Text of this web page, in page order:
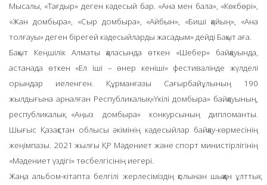
Мысалы, «Тағдыр» деген кәдесый бар. «Ана мен бала», «Көкбөрі»,
«Жан домбыра», «Сыр домбыра», «Айбын», «Биші қайың», «Ана
толғауы» деген бірегей кәдесыйларды жасадым» дейді Бақыт аға.
Бақыт Кеңшілік Алматы қаласында өткен «Шебер» байқауында,
астанада өткен «Ел іші – өнер кеніші» фестивалінде жүлделі
орындар иеленген. Құрманғазы Сағырбайұлының 190
жылдығына арналған Республикалық «Үкілі домбыра» байқауының,
республикалық «Аңыз домбыра» конкурсының дипломанты.
Шығыс Қазақстан облысы әкімінің кәдесыйлар байқау-көрмесінің
жеңімпазы. 2021 жылғы ҚР Мәдениет және спорт министірлігінің
«Мәдениет үздігі» төсбелгісінің иегері.
Жаңа альбом-кітапта белгілі жерлесіміздің қолынан шыққан ұлттық